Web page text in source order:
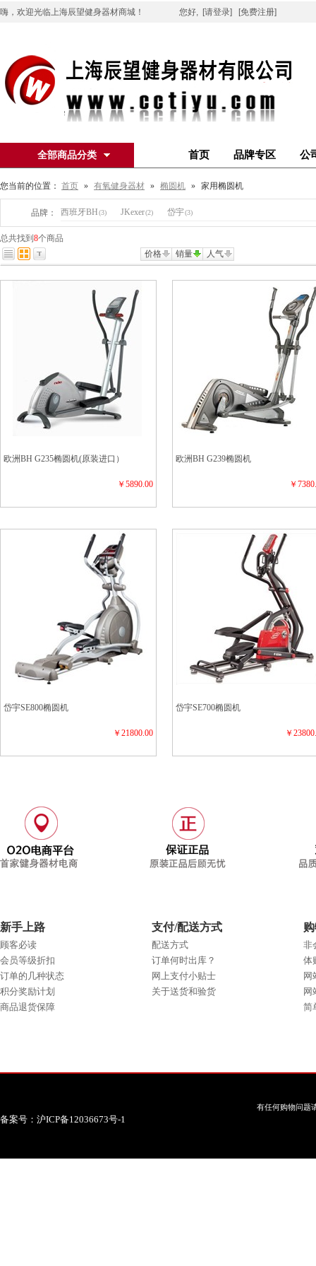
嗨，欢迎光临上海辰望健身器材商城！ 您好, [请登录] [免费注册]
全部商品分类 首页 品牌专区 公
您当前的位置： 首页 » 有氧健身器材 » 椭圆机 » 家用椭圆机
品牌： 西班牙BH(3) JKexer(2) 岱宇(3)
总共找到 8个商品
价格
销量 人气
欧洲BH G235椭圆机(原装进口）
￥5890.00
欧洲BH G239椭圆机
￥
岱宇SE800椭圆机
￥21800.00
岱宇SE700椭圆机
￥
新手上路
顾客必读
会员等级折扣
订单的几种状态
积分奖励计划
商品退货保障
支付/配送方式
配送方式
订单何时出库？
网上支付小贴士
关于送货和验货
非
体
网
网
简
有任何购物问题
备案号：沪ICP备12036673号-1